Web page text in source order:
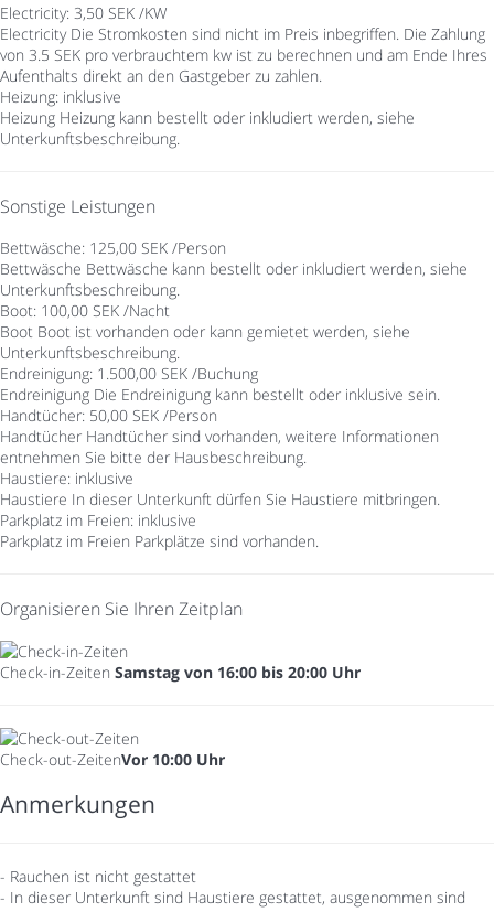
Electricity: 3,50 SEK /KW
Electricity Die Stromkosten sind nicht im Preis inbegriffen. Die Zahlung
von 3.5 SEK pro verbrauchtem kw ist zu berechnen und am Ende Ihres
Aufenthalts direkt an den Gastgeber zu zahlen.
Heizung: inklusive
Heizung Heizung kann bestellt oder inkludiert werden, siehe
Unterkunftsbeschreibung.
Sonstige Leistungen
Bettwäsche: 125,00 SEK /Person
Bettwäsche Bettwäsche kann bestellt oder inkludiert werden, siehe
Unterkunftsbeschreibung.
Boot: 100,00 SEK /Nacht
Boot Boot ist vorhanden oder kann gemietet werden, siehe
Unterkunftsbeschreibung.
Endreinigung: 1.500,00 SEK /Buchung
Endreinigung Die Endreinigung kann bestellt oder inklusive sein.
Handtücher: 50,00 SEK /Person
Handtücher Handtücher sind vorhanden, weitere Informationen
entnehmen Sie bitte der Hausbeschreibung.
Haustiere: inklusive
Haustiere In dieser Unterkunft dürfen Sie Haustiere mitbringen.
Parkplatz im Freien: inklusive
Parkplatz im Freien Parkplätze sind vorhanden.
Organisieren Sie Ihren Zeitplan
Check-in-Zeiten Samstag von 16:00 bis 20:00 Uhr
Check-out-ZeitenVor 10:00 Uhr
Anmerkungen
- Rauchen ist nicht gestattet
- In dieser Unterkunft sind Haustiere gestattet, ausgenommen sind